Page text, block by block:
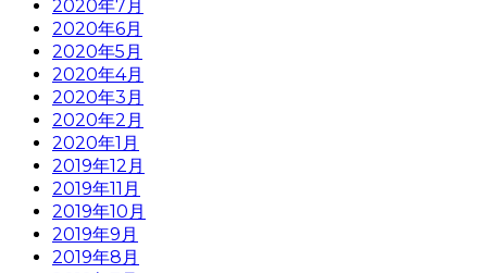
2020年7月
2020年6月
2020年5月
2020年4月
2020年3月
2020年2月
2020年1月
2019年12月
2019年11月
2019年10月
2019年9月
2019年8月